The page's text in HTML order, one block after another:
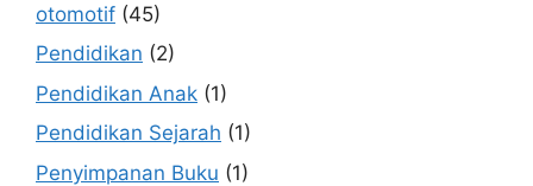
otomotif (45)
Pendidikan (2)
Pendidikan Anak (1)
Pendidikan Sejarah (1)
Penyimpanan Buku (1)